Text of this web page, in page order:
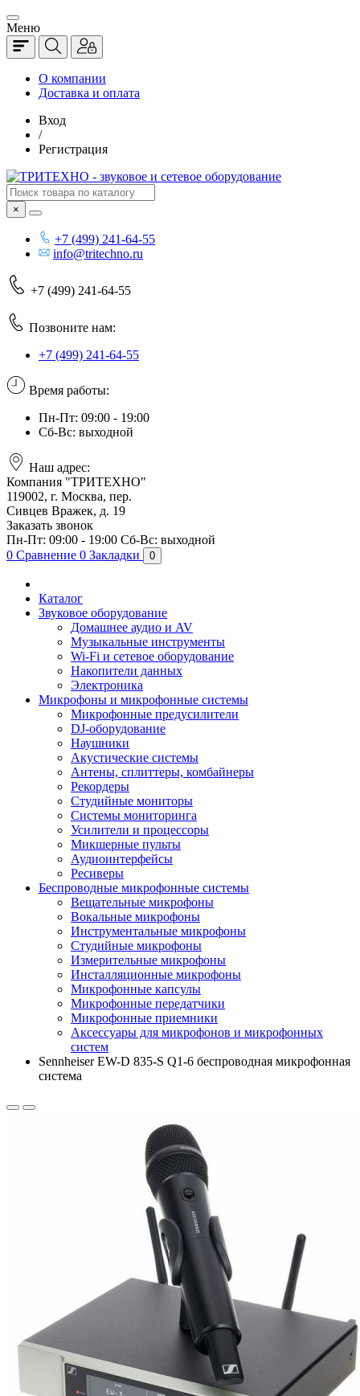
Меню
О компании
Доставка и оплата
Вход
/
Регистрация
×
+7 (499) 241-64-55
info@tritechno.ru
+7 (499) 241-64-55
Позвоните нам:
+7 (499) 241-64-55
Время работы:
Пн-Пт: 09:00 - 19:00
Сб-Вс: выходной
Наш адрес:
Компания "ТРИТЕХНО"
119002, г. Москва, пер.
Сивцев Вражек, д. 19
Заказать звонок
Пн-Пт: 09:00 - 19:00 Сб-Вс: выходной
0 Сравнение 0 Закладки 0
Каталог
Звуковое оборудование
Домашнее аудио и AV
Музыкальные инструменты
Wi-Fi и сетевое оборудование
Накопители данных
Электроника
Микрофоны и микрофонные системы
Микрофонные предусилители
DJ-оборудование
Наушники
Акустические системы
Антены, сплиттеры, комбайнеры
Рекордеры
Студийные мониторы
Системы мониторинга
Усилители и процессоры
Микшерные пульты
Аудиоинтерфейсы
Ресиверы
Беспроводные микрофонные системы
Вещательные микрофоны
Вокальные микрофоны
Инструментальные микрофоны
Студийные микрофоны
Измерительные микрофоны
Инсталляционные микрофоны
Микрофонные капсулы
Микрофонные передатчики
Микрофонные приемники
Аксессуары для микрофонов и микрофонных
систем
Sennheiser EW-D 835-S Q1-6 беспроводная микрофонная
система